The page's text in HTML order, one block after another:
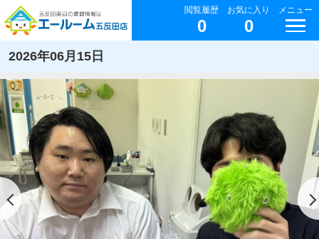
閲覧履歴
0
お気に入り
0
メニュー
2026年06月15日